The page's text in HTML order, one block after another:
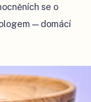
se o
— domácí